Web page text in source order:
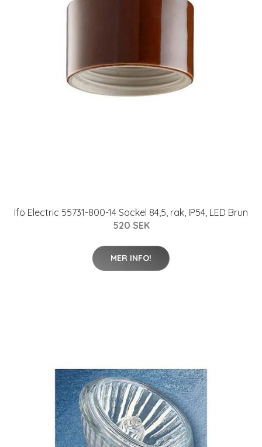
Ifö Electric 55731-800-14 Sockel 84,5, rak, IP54, LED Brun
520 SEK
MER INFO!